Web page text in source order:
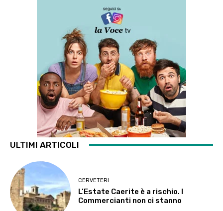
ULTIMI ARTICOLI
CERVETERI
L’Estate Caerite è a rischio. I
Commercianti non ci stanno